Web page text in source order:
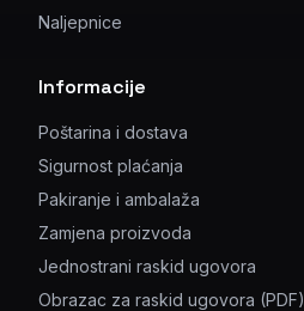
Naljepnice
Informacije
Poštarina i dostava
Sigurnost plaćanja
Pakiranje i ambalaža
Zamjena proizvoda
Jednostrani raskid ugovora
Obrazac za raskid ugovora (PDF)